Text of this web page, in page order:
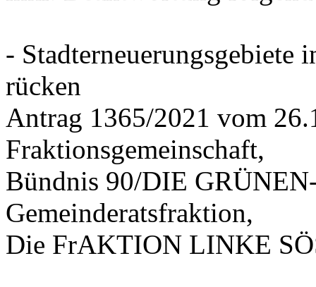
- Stadterneuerungsgebiete
rücken
Antrag 1365/2021 vom
Fraktionsgemeinschaft,
Bündnis 90/DIE
Gemeinderatsfraktion,
Die FrAKTION LINKE